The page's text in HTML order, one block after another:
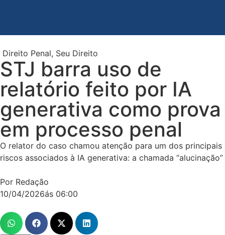
Direito Penal, Seu Direito
STJ barra uso de
relatório feito por IA
generativa como prova
em processo penal
O relator do caso chamou atenção para um dos principais
riscos associados à IA generativa: a chamada “alucinação”
Por Redação
10/04/2026ás 06:00